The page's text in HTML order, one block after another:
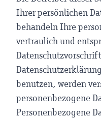
Ihrer persönlichen
behandeln Ihre
vertraulich und
benutzen, werden
personenbezogene
Personenbezogene